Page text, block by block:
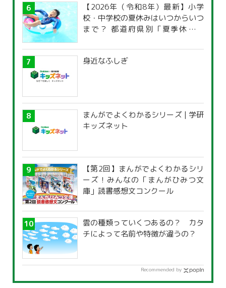
【2026年（令和8年）最新】小学
校・中学校の夏休みはいつからいつ
まで？ 都道府県別「夏季休暇一
身近なふしぎ
まんがでよくわかるシリーズ | 学研
キッズネット
【第2回】まんがでよくわかるシリ
ーズ！みんなの「まんがひみつ文
庫」読書感想文コンクール
雲の種類っていくつあるの？ カタ
チによって名前や特徴が違うの？
Recommended by